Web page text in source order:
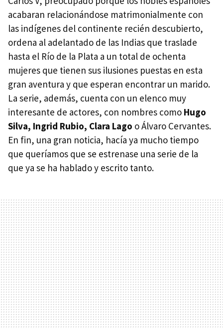
acabaran relacionándose matrimonialmente con
las indígenes del continente recién descubierto,
ordena al adelantado de las Indias que traslade
hasta el Río de la Plata a un total de ochenta
mujeres que tienen sus ilusiones puestas en esta
gran aventura y que esperan encontrar un marido.
La serie, además, cuenta con un elenco muy
interesante de actores, con nombres como Hugo
Silva, Ingrid Rubio, Clara Lago o Álvaro Cervantes.
En fin, una gran noticia, hacía ya mucho tiempo
que queríamos que se estrenase una serie de la
que ya se ha hablado y escrito tanto.